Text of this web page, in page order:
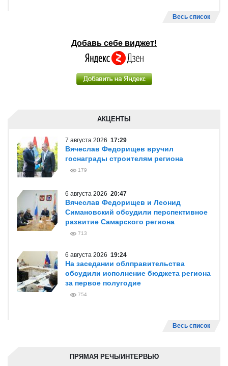
Весь список
Добавь себе виджет!
АКЦЕНТЫ
7 августа 2026 17:29
Вячеслав Федорищев вручил
госнаграды строителям региона
179
6 августа 2026 20:47
Вячеслав Федорищев и Леонид
Симановский обсудили перспективное
развитие Самарского региона
713
6 августа 2026 19:24
На заседании облправительства
обсудили исполнение бюджета региона
за первое полугодие
754
Весь список
ПРЯМАЯ РЕЧЬ/ИНТЕРВЬЮ